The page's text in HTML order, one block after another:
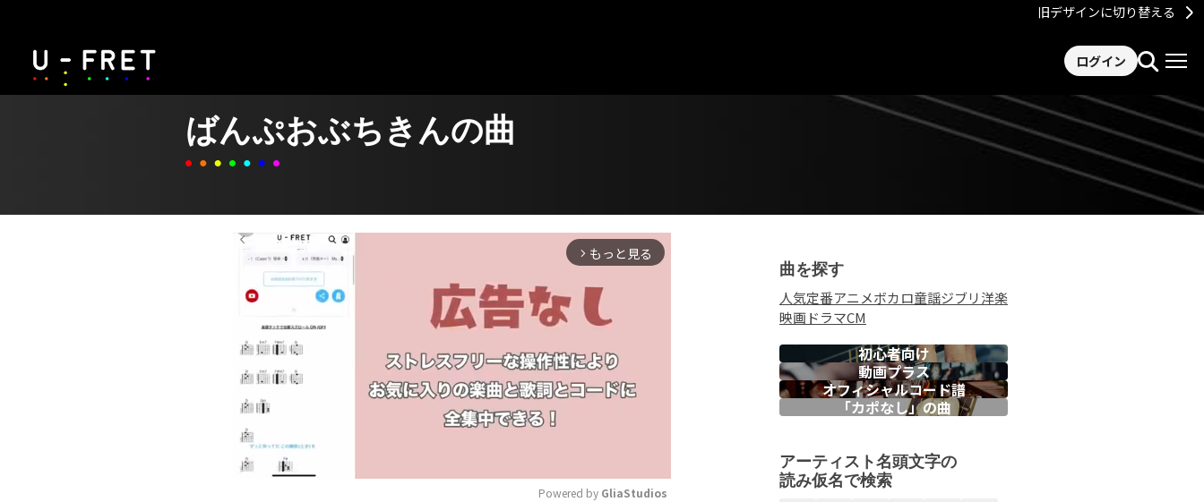
旧デザインに切り替える
ログイン
ばんぷおぶちきんの曲
arrow_forward_ios もっと見る
Powered by GliaStudios
曲を探す
人気定番アニメボカロ童謡ジブリ洋楽
映画ドラマCM
初心者向け
動画プラス
オフィシャルコード譜
「カポなし」の曲
アーティスト名頭文字の
読み仮名で検索